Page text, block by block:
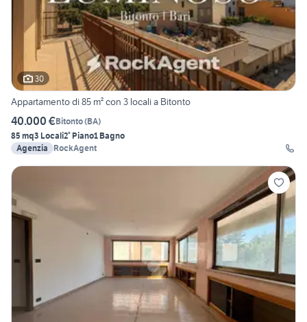
30
Appartamento di 85 m² con 3 locali a Bitonto
40.000 €Bitonto(BA)
85 mq3 Locali2° Piano1 Bagno
Agenzia
RockAgent